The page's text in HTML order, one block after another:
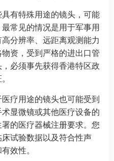
有特殊用途的镜头，可能
常见的情况是用于军事用
分辨率、远距离观测能力
资，受到严格的进出口管
必须事先获得香港特区政
疗用途的镜头也可能受到
显微镜或其他医疗设备的
的医疗器械注册要求。您
试验数据以及符合性声
效性。